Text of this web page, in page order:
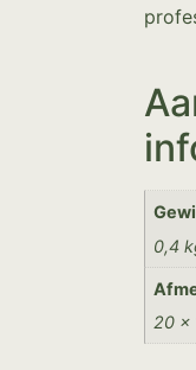
0,4
20 ×